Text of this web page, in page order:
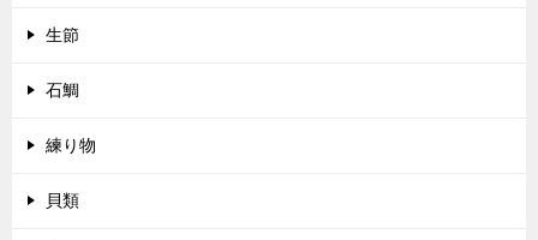
生節
石鯛
練り物
貝類